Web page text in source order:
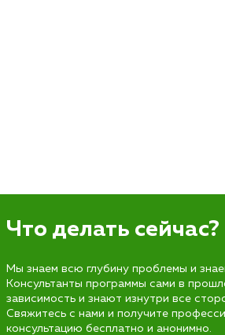
Что делать сейчас?
Мы знаем всю глубину проблемы и
Консультанты программы сами в
зависимость и знают изнутри все
Свяжитесь с нами и получите
консультацию бесплатно и анонимно.